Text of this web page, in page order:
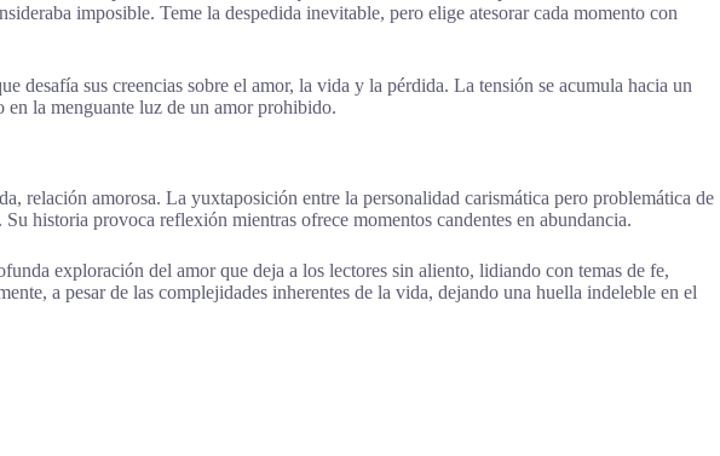
imposible. Teme la despedida inevitable, pero elige atesorar cada momento con
desafía sus creencias sobre el amor, la vida y la pérdida. La tensión se acumula hacia un
en la menguante luz de un amor prohibido.
relación amorosa. La yuxtaposición entre la personalidad carismática pero problemática de
historia provoca reflexión mientras ofrece momentos candentes en abundancia.
exploración del amor que deja a los lectores sin aliento, lidiando con temas de fe,
a pesar de las complejidades inherentes de la vida, dejando una huella indeleble en el